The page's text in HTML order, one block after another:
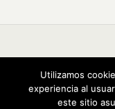
Móvil
Utilizamos
experiencia al
este sitio